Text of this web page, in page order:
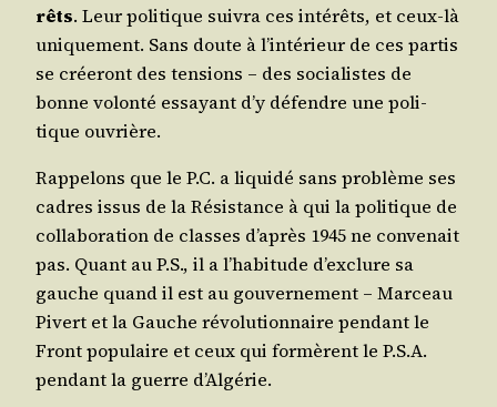
rêts. Leur poli­tique sui­vra ces inté­rêts, et ceux-là
uni­que­ment. Sans doute à l’intérieur de ces par­tis
se crée­ront des ten­sions – des socia­listes de
bonne volon­té essayant d’y défendre une poli­
tique ouvrière.
Rap­pe­lons que le P.C. a liqui­dé sans pro­blème ses
cadres issus de la Résis­tance à qui la poli­tique de
col­la­bo­ra­tion de classes d’après 1945 ne conve­nait
pas. Quant au P.S., il a l’habitude d’exclure sa
gauche quand il est au gou­ver­ne­ment – Mar­ceau
Pivert et la Gauche révo­lu­tion­naire pen­dant le
Front popu­laire et ceux qui for­mèrent le P.S.A.
pen­dant la guerre d’Algérie.